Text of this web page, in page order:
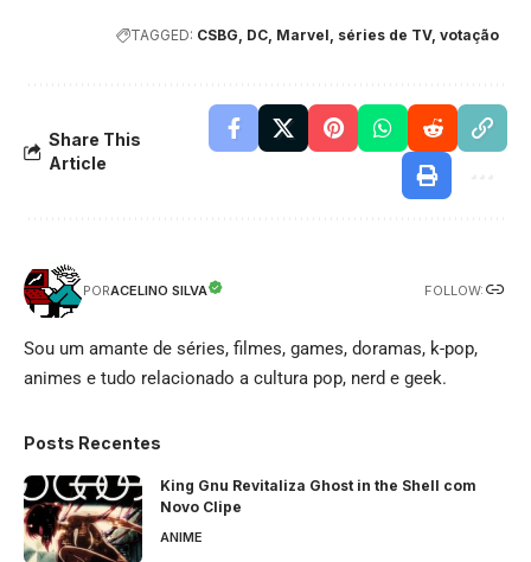
TAGGED: CSBG, DC, Marvel, séries de TV, votação
Share This
Article
PORACELINO SILVA FOLLOW:
Sou um amante de séries, filmes, games, doramas, k-pop,
animes e tudo relacionado a cultura pop, nerd e geek.
Posts Recentes
King Gnu Revitaliza Ghost in the Shell com
Novo Clipe
ANIME